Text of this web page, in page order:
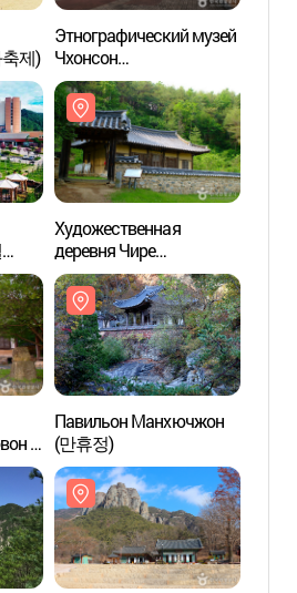
제)
Этнографический музей
Чхонсон
(청송민속박물관)
Художественная
деревня Чире
(지례예술촌)
и
Павильон Манхючжон
(만휴정)